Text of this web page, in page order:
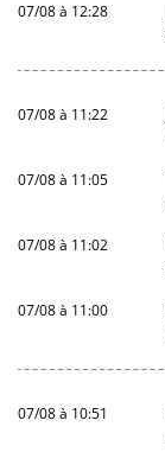
07/08 à 12:28
07/08 à 11:22
07/08 à 11:05
07/08 à 11:02
07/08 à 11:00
07/08 à 10:51